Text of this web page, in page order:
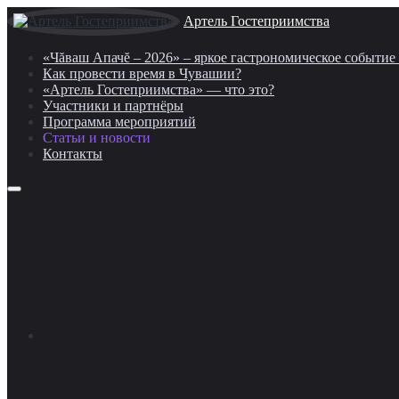
Артель Гостеприимства
«Чăваш Апачĕ – 2026» – яркое гастрономическое
Как провести время в Чувашии?
«Артель Гостеприимства» — что это?
Участники и партнёры
Программа мероприятий
Статьи и новости
Контакты